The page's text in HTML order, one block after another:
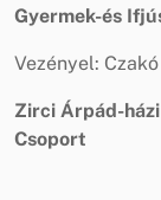
Gyermek-és
Vezényel:
Zirci Árpád-
Csoport